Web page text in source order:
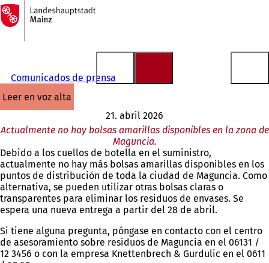
Saltar al contenido
A
la
página
Comunicados de prensa
leer en voz alta
21. abril 2026
Actualmente no hay bolsas amarillas disponibles en la zona de
Maguncia.
Debido a los cuellos de botella en el suministro,
actualmente no hay más bolsas amarillas disponibles en los
puntos de distribución de toda la ciudad de Maguncia. Como
alternativa, se pueden utilizar otras bolsas claras o
transparentes para eliminar los residuos de envases. Se
espera una nueva entrega a partir del 28 de abril.
Si tiene alguna pregunta, póngase en contacto con el centro
de asesoramiento sobre residuos de Maguncia en el 06131 /
12 3456 o con la empresa Knettenbrech & Gurdulic en el 0611